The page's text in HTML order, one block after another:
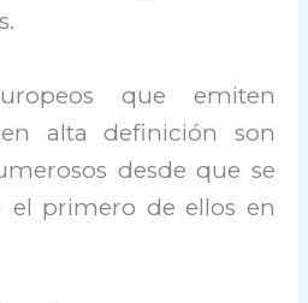
que emiten
alta definición son
desde que se
el primero de ellos en